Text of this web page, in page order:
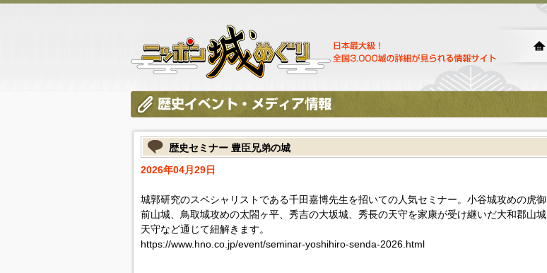
歴史セミナー 豊臣兄弟の城
2026年04月29日
城郭研究のスペシャリストである千田嘉博先生を招いての人気セミナー。小谷城攻めの虎御
前山城、鳥取城攻めの太閤ヶ平、秀吉の大坂城、秀長の天守を家康が受け継いだ大和郡山城
天守など通じて紐解きます。
https://www.hno.co.jp/event/seminar-yoshihiro-senda-2026.html